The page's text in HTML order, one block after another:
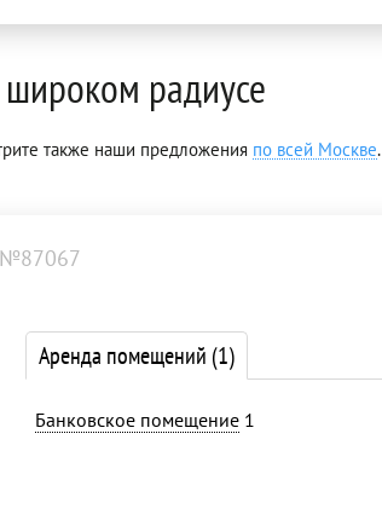
радиусе
также наши предложения по всей Москве.
Аренда помещений (1)
Банковское помещение 1